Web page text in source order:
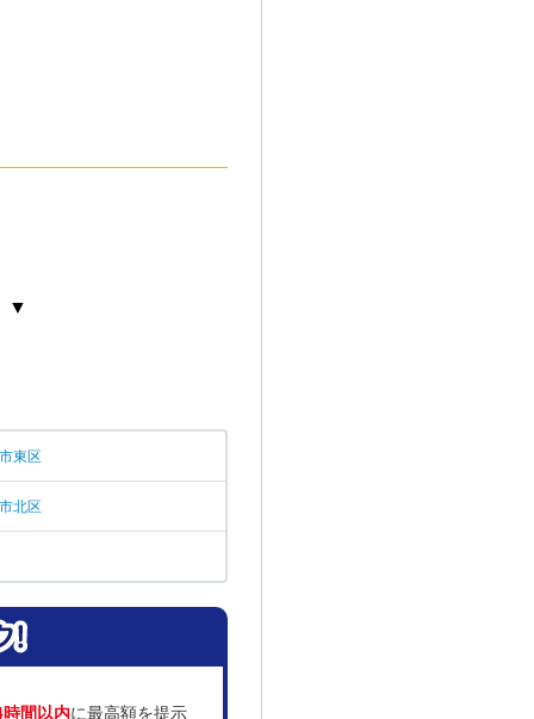
▼
東区
北区
間以内に最高額を提示